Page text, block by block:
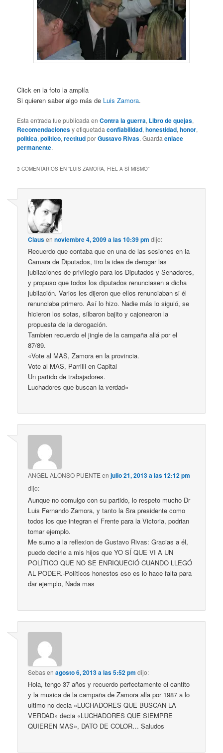
Click en la foto la amplía
Si quieren saber algo más de Luis Zamora.
Esta entrada fue publicada enContra la guerra, Libro de quejas,
Recomendacionesy etiquetadaconfiabilidad,honestidad,honor,
politica,politico,rectitudporGustavo Rivas. Guardaenlace
permanente.
3 COMENTARIOS EN “LUIS ZAMORA, FIEL A SÍ MISMO”
Clausennoviembre 4, 2009 a las 10:39 pm dijo:
Recuerdo que contaba que en una de las sesiones en la
Camara de Diputados, tiro la idea de derogar las
jubilaciones de privilegio para los Diputados y Senadores,
y propuso que todos los diputados renunciasen a dicha
jubilación. Varios les dijeron que ellos renunciaban si él
renunciaba primero. Así lo hizo. Nadie más lo siguió, se
hicieron los sotas, silbaron bajito y cajonearon la
propuesta de la derogación.
Tambien recuerdo el jingle de la campaña allá por el
87/89.
«Vote al MAS, Zamora en la provincia.
Vote al MAS, Parrilli en Capital
Un partido de trabajadores.
Luchadores que buscan la verdad»
ANGEL ALONSO PUENTE enjulio 21, 2013 a las 12:12 pm
dijo:
Aunque no comulgo con su partido, lo respeto mucho Dr
Luis Fernando Zamora, y tanto la Sra presidente como
todos los que integran el Frente para la Victoria, podrian
tomar ejemplo.
Me sumo a la reflexion de Gustavo Rivas: Gracias a él,
puedo decirle a mis hijos que YO SÍ QUE VI A UN
POLÍTICO QUE NO SE ENRIQUECIÓ CUANDO LLEGÓ
AL PODER.-Políticos honestos eso es lo hace falta para
dar ejemplo, Nada mas
Sebasenagosto 6, 2013 a las 5:52 pm dijo:
Hola, tengo 37 años y recuerdo perfectamente el cantito
y la musica de la campaña de Zamora alla por 1987 a lo
ultimo no decia «LUCHADORES QUE BUSCAN LA
VERDAD» decia «LUCHADORES QUE SIEMPRE
QUIEREN MAS», DATO DE COLOR… Saludos